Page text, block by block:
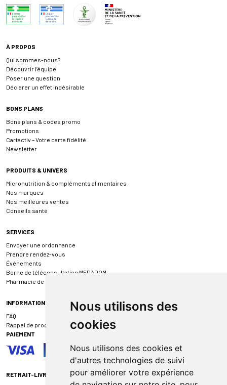
Nous utilisons des
cookies
Nous utilisons des cookies et
d'autres technologies de suivi
pour améliorer votre expérience
À PROPOS
Qui sommes-nous?
Découvrir l’équipe
Poser une question
Déclarer un effet indésirable
BONS PLANS
Bons plans & codes promo
Promotions
Cartactiv – Votre carte fidélité
Newsletter
PRODUITS & UNIVERS
Micronutrition & compléments alimentaires
Nos marques
Nos meilleures ventes
Conseils santé
SERVICES
Envoyer une ordonnance
Prendre rendez-vous
Événements
Borne de téléconsultation MEDADOM
Pharmacie de garde
INFORMATIONS
FAQ
Rappel de produit
PAIEMENT
RETRAIT-LIVRAISON